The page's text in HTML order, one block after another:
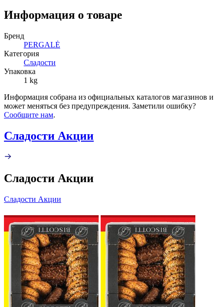
Информация о товаре
Бренд
PERGALĖ
Категория
Сладости
Упаковка
1 kg
Информация собрана из официальных каталогов магазинов и
может меняться без предупреждения. Заметили ошибку?
Сообщите нам.
Сладости Акции
Сладости Акции
Сладости Акции